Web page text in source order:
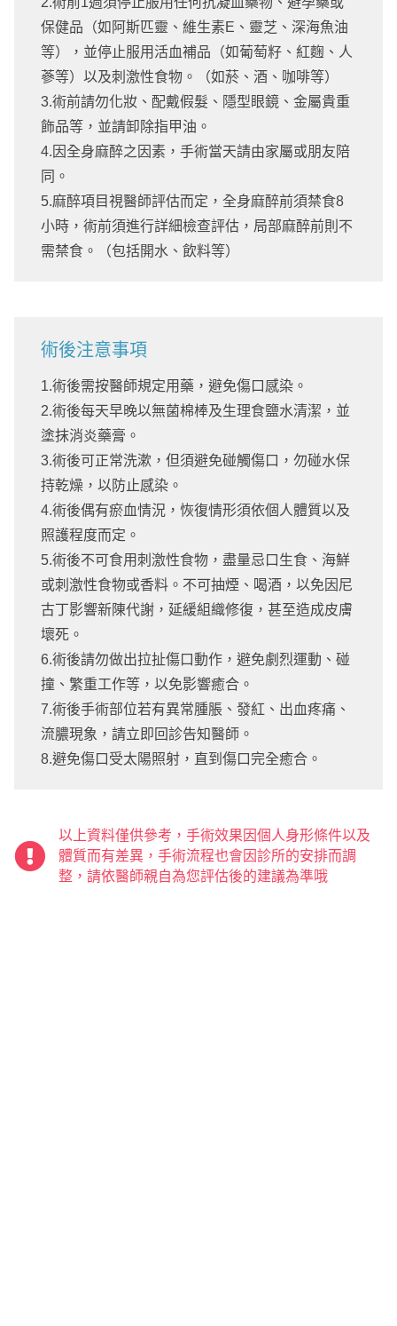
保健品（如阿斯匹靈、維生素E、靈芝、深海魚油
等），並停止服用活血補品（如葡萄籽、紅麴、人
蔘等）以及刺激性食物。（如菸、酒、咖啡等）
3.術前請勿化妝、配戴假髮、隱型眼鏡、金屬貴重
飾品等，並請卸除指甲油。
4.因全身麻醉之因素，手術當天請由家屬或朋友陪
同。
5.麻醉項目視醫師評估而定，全身麻醉前須禁食8
小時，術前須進行詳細檢查評估，局部麻醉前則不
需禁食。（包括開水、飲料等）
術後注意事項
1.術後需按醫師規定用藥，避免傷口感染。
2.術後每天早晚以無菌棉棒及生理食鹽水清潔，並
塗抹消炎藥膏。
3.術後可正常洗漱，但須避免碰觸傷口，勿碰水保
持乾燥，以防止感染。
4.術後偶有瘀血情況，恢復情形須依個人體質以及
照護程度而定。
5.術後不可食用刺激性食物，盡量忌口生食、海鮮
或刺激性食物或香料。不可抽煙、喝酒，以免因尼
古丁影響新陳代謝，延緩組織修復，甚至造成皮膚
壞死。
6.術後請勿做出拉扯傷口動作，避免劇烈運動、碰
撞、繁重工作等，以免影響癒合。
7.術後手術部位若有異常腫脹、發紅、出血疼痛、
流膿現象，請立即回診告知醫師。
8.避免傷口受太陽照射，直到傷口完全癒合。
以上資料僅供參考，手術效果因個人身形條件以及
體質而有差異，手術流程也會因診所的安排而調
整，請依醫師親自為您評估後的建議為準哦